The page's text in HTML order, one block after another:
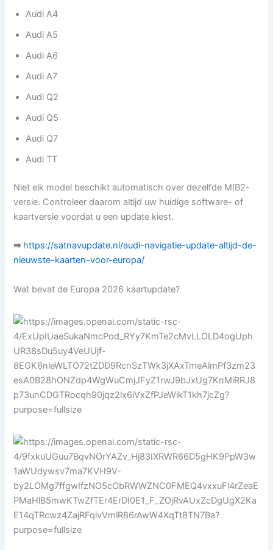
Audi A4
Audi A5
Audi A6
Audi A7
Audi Q2
Audi Q5
Audi Q7
Audi TT
Niet elk model beschikt automatisch over dezelfde MIB2-
versie. Controleer daarom altijd uw huidige software- of
kaartversie voordat u een update kiest.
➡ https://satnavupdate.nl/audi-navigatie-update-altijd-de-
nieuwste-kaarten-voor-europa/
Wat bevat de Europa 2026 kaartupdate?